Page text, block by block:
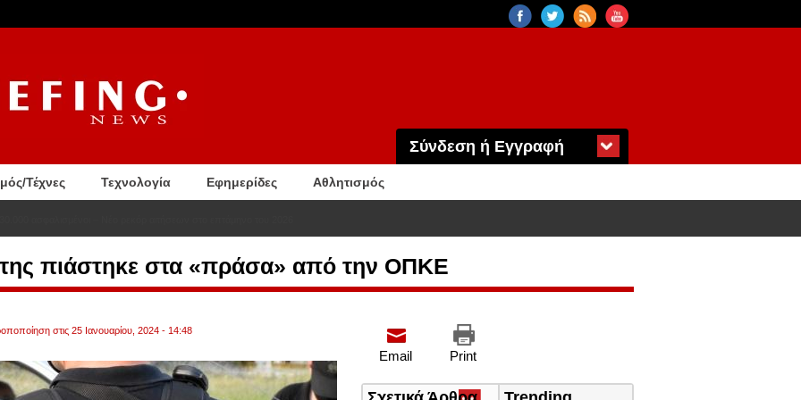
Σύνδεση ή Εγγραφή
Τέχνες Τεχνολογία Εφημερίδες Αθλητισμός
πιάστηκε στα «πράσα» από την ΟΠΚΕ
στις 25 Ιανουαρίου, 2024 - 14:48
Print
Email